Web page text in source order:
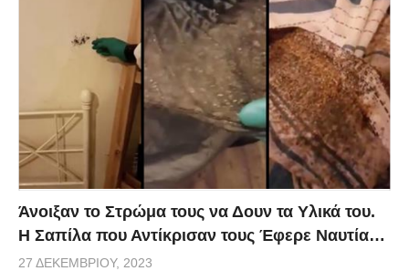
Άνοιξαν το Στρώμα τους να Δουν τα Υλικά του.
Η Σαπίλα που Αντίκρισαν τους Έφερε Ναυτία…
27 ΔΕΚΕΜΒΡΊΟΥ, 2023